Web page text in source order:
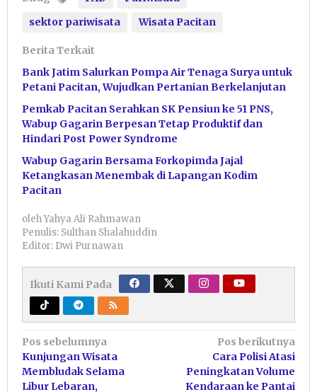
sektor pariwisata
Wisata Pacitan
Berita Terkait
Bank Jatim Salurkan Pompa Air Tenaga Surya untuk
Petani Pacitan, Wujudkan Pertanian Berkelanjutan
Pemkab Pacitan Serahkan SK Pensiun ke 51 PNS,
Wabup Gagarin Berpesan Tetap Produktif dan
Hindari Post Power Syndrome
Wabup Gagarin Bersama Forkopimda Jajal
Ketangkasan Menembak di Lapangan Kodim
Pacitan
olehYahya Ali Rahmawan
Penulis: Sulthan Shalahuddin
Editor: Dwi Purnawan
Ikuti Kami Pada
Navigasi
pos
Pos sebelumnya
Kunjungan Wisata
Membludak Selama
Libur Lebaran,
Pos berikutnya
Cara Polisi Atasi
Peningkatan Volume
Kendaraan ke Pantai